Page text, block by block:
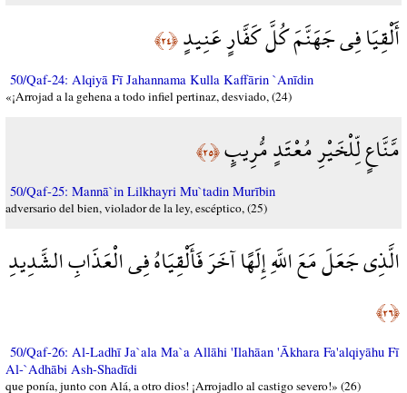
أَلْقِيَا فِي جَهَنَّمَ كُلَّ كَفَّارٍ عَنِيدٍ﴿٢٤﴾
50/Qaf-24: Alqiyā Fī Jahannama Kulla Kaffārin `Anīdin
«¡Arrojad a la gehena a todo infiel pertinaz, desviado, (24)
مَّنَّاعٍ لِّلْخَيْرِ مُعْتَدٍ مُّرِيبٍ﴿٢٥﴾
50/Qaf-25: Mannā`in Lilkhayri Mu`tadin Murībin
adversario del bien, violador de la ley, escéptico, (25)
الَّذِي جَعَلَ مَعَ اللَّهِ إِلَهًا آخَرَ فَأَلْقِيَاهُ فِي الْعَذَابِ الشَّدِيدِ
﴿٢٦﴾
50/Qaf-26: Al-Ladhī Ja`ala Ma`a Allāhi 'Ilahāan 'Ākhara Fa'alqiyāhu Fī
Al-`Adhābi Ash-Shadīdi
que ponía, junto con Alá, a otro dios! ¡Arrojadlo al castigo severo!» (26)